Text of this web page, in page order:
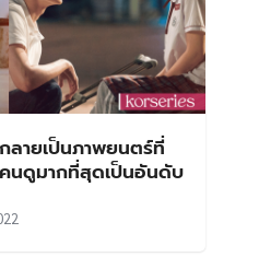
ายเป็นภาพยนตร์ที่
นดูมากที่สุดเป็นอันดับ